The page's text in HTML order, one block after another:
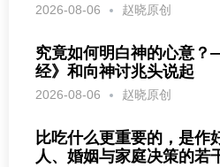
2026-08-06 赵晓原创
究竟如何明白神的心意
经》和向神讨兆头说起
2026-08-06 赵晓原创
比吃什么更重要的，是
人、婚姻与家庭决策的若